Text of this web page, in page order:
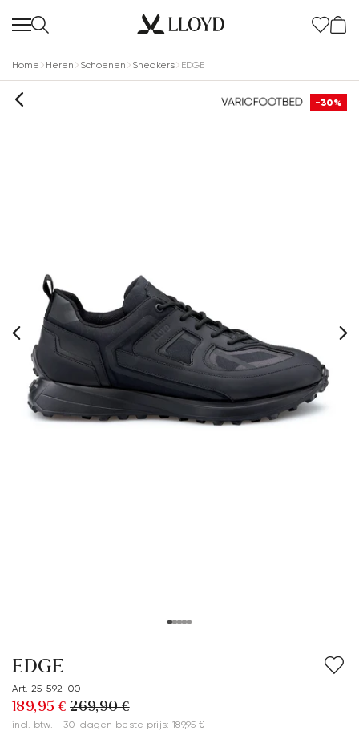
Home Heren Schoenen Sneakers EDGE
-30%
EDGE
Art. 25-592-00
189,95 € 269,90 €
incl. btw. | 30-dagen beste prijs: 189,95 €